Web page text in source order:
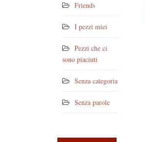
Friends
I pezzi miei
Pezzi che ci
sono piaciuti
Senza categoria
Senza parole